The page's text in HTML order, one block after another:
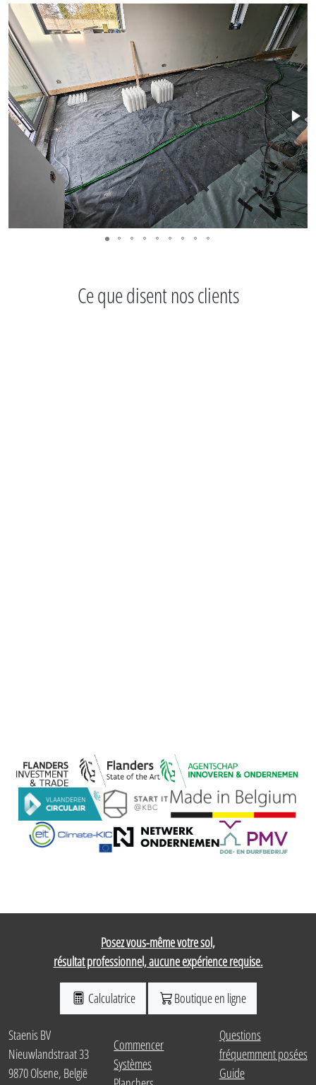
Ce que disent nos clients
Posez vous-même votre sol,
résultat professionnel, aucune expérience requise.
Calculatrice Boutique en ligne
Staenis BV
Nieuwlandstraat 33
9870 Olsene, België
Commencer
Systèmes
Questions
fréquemment posées
Guide